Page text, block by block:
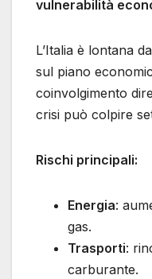
vulnerabilità
L’Italia è lontana
sul piano
coinvolgimento
crisi può colpire
Rischi principali:
Energia:
gas.
Trasporti:
carburante.